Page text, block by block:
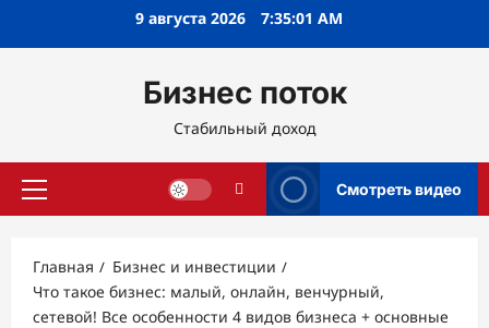
9 августа 2026 7:35:02 AM
Бизнес поток
Стабильный доход
Основное
Смотреть видео
Главная
Бизнес и инвестиции
Что такое бизнес: малый, онлайн, венчурный,
сетевой! Все особенности 4 видов бизнеса + основные